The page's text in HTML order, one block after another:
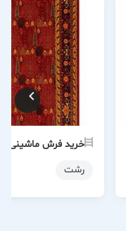
خرید فرش ماشینی
رشت